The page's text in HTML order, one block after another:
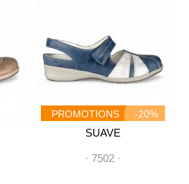
PROMOTIONS -20%
SUAVE
· 7502 ·